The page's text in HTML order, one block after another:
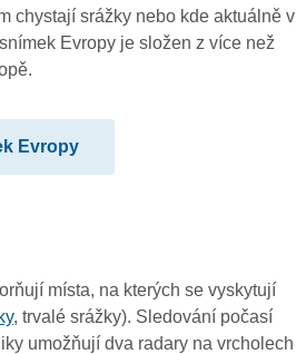
chystají srážky nebo kde aktuálně v
Evropy je složen z více než
Evropy
místa, na kterých se vyskytují
, trvalé srážky). Sledování počasí
umožňují dva radary na vrcholech